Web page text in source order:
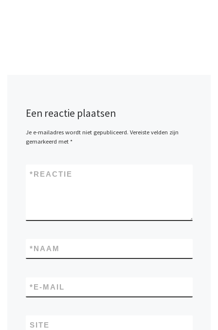
Een reactie plaatsen
Je e-mailadres wordt niet gepubliceerd. Vereiste velden zijn
gemarkeerd met *
REACTIE
*
NAAM
*
E-MAIL
*
SITE